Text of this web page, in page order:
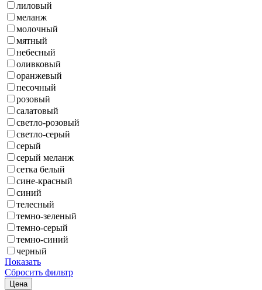
лиловый
меланж
молочный
мятный
небесный
оливковый
оранжевый
песочный
розовый
салатовый
светло-розовый
светло-серый
серый
серый меланж
сетка белый
сине-красный
синий
телесный
темно-зеленый
темно-серый
темно-синий
черный
Показать
Сбросить фильтр
Цена